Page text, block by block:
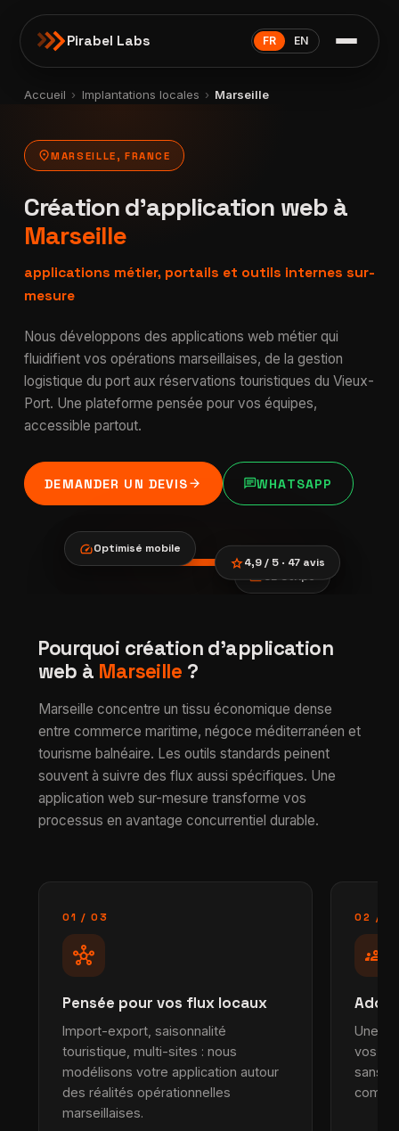
Pirabel Labs FR EN
Accueil › Implantations locales › Marseille
location_onMARSEILLE, FRANCE
Création d'application web à
Marseille
applications métier, portails et outils internes sur-
mesure
Nous développons des applications web métier qui
fluidifient vos opérations marseillaises, de la gestion
logistique du port aux réservations touristiques du Vieux-
Port. Une plateforme pensée pour vos équipes,
accessible partout.
DEMANDER UN DEVISarrow_forward chatWHATSAPP
Création
d'application web
à Marseille
paymentsCB Stripe
speedOptimisé mobile
star4,9 / 5 · 47 avis
Pourquoi création d'application
web à Marseille ?
Marseille concentre un tissu économique dense
entre commerce maritime, négoce méditerranéen et
tourisme balnéaire. Les outils standards peinent
souvent à suivre des flux aussi spécifiques. Une
application web sur-mesure transforme vos
processus en avantage concurrentiel durable.
01 / 03
hub
Pensée pour vos flux locaux
Import-export, saisonnalité
touristique, multi-sites : nous
modélisons votre application autour
des réalités opérationnelles
marseillaises.
02 /
groups
Une
vos
sans